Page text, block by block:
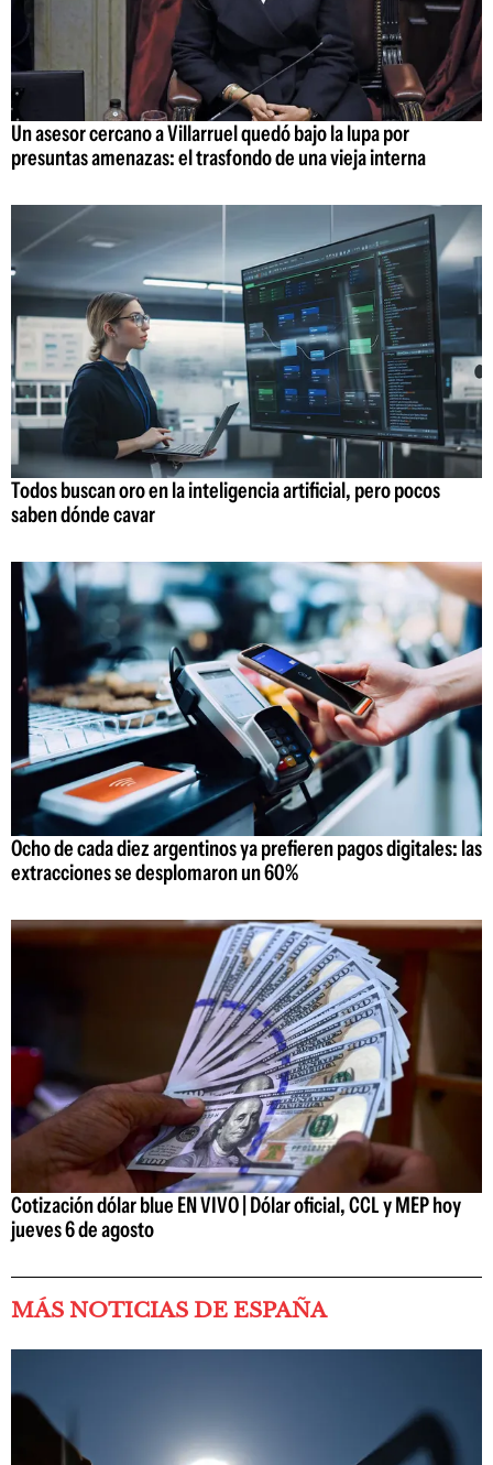
Un asesor cercano a Villarruel quedó bajo la lupa por
presuntas amenazas: el trasfondo de una vieja interna
Todos buscan oro en la inteligencia artificial, pero pocos
saben dónde cavar
Ocho de cada diez argentinos ya prefieren pagos digitales: las
extracciones se desplomaron un 60%
Cotización dólar blue EN VIVO | Dólar oficial, CCL y MEP hoy
jueves 6 de agosto
MÁS NOTICIAS DE ESPAÑA